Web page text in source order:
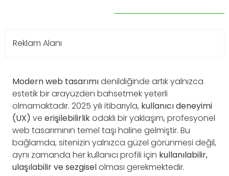
Reklam Alanı
Modern web tasarımıdenildiğinde artık yalnızca
estetik bir arayüzden bahsetmek yeterli
olmamaktadır. 2025 yılı itibarıyla, kullanıcı deneyimi
(UX) ve erişilebilirlikodaklı bir yaklaşım, profesyonel
web tasarımının temel taşı haline gelmiştir. Bu
bağlamda, sitenizin yalnızca güzel görünmesi değil,
aynı zamanda her kullanıcı profili için kullanılabilir,
ulaşılabilir ve sezgiselolması gerekmektedir.